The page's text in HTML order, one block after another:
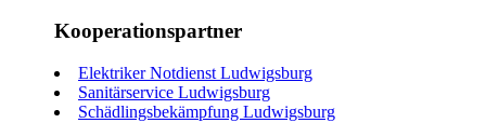
Kooperationspartner
Elektriker Notdienst Ludwigsburg
Sanitärservice Ludwigsburg
Schädlingsbekämpfung Ludwigsburg